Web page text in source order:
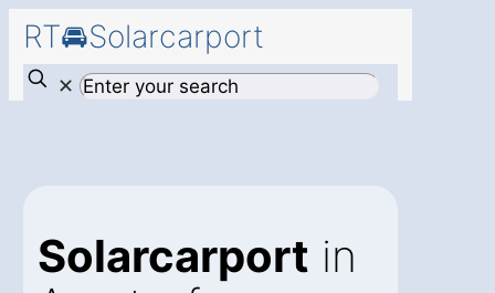
RT🚘Solarcarport
✕
Solarcarport in